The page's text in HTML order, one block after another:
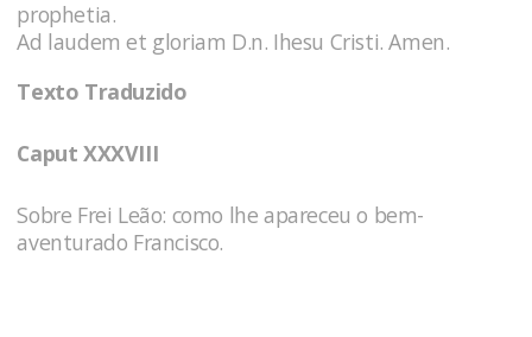
prophetia.
Ad laudem et gloriam D.n. Ihesu Cristi. Amen.
Texto Traduzido
Caput XXXVIII
Sobre Frei Leão: como lhe apareceu o bem-
aventurado Francisco.